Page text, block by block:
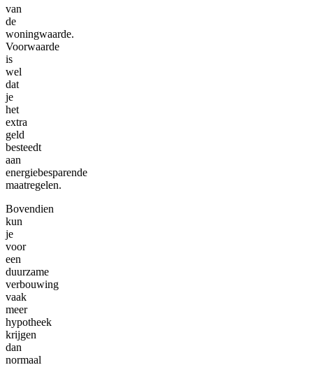
van
de
woningwaarde.
Voorwaarde
is
wel
dat
je
het
extra
geld
besteedt
aan
energiebesparende
maatregelen.
Bovendien
kun
je
voor
een
duurzame
verbouwing
vaak
meer
hypotheek
krijgen
dan
normaal